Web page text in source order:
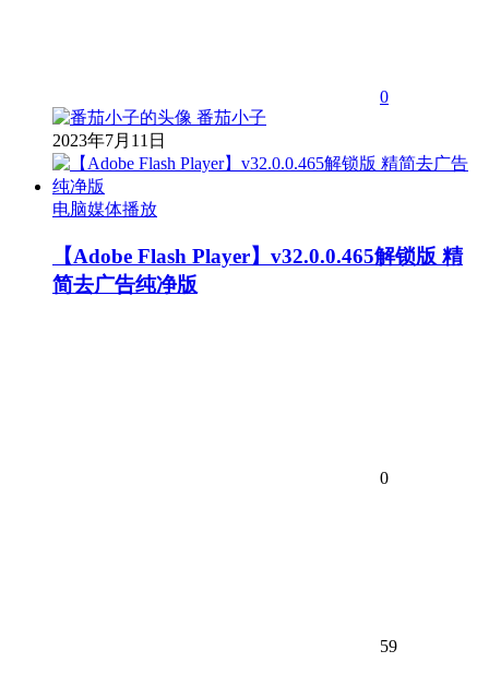
0
番茄小子
2023年7月11日
电脑媒体播放
【Adobe Flash Player】v32.0.0.465解锁版 精
简去广告纯净版
0
59